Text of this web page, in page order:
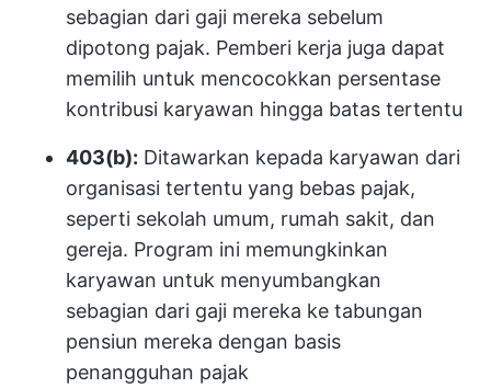
sebagian dari gaji mereka sebelum
dipotong pajak. Pemberi kerja juga dapat
memilih untuk mencocokkan persentase
kontribusi karyawan hingga batas tertentu
403(b): Ditawarkan kepada karyawan dari
organisasi tertentu yang bebas pajak,
seperti sekolah umum, rumah sakit, dan
gereja. Program ini memungkinkan
karyawan untuk menyumbangkan
sebagian dari gaji mereka ke tabungan
pensiun mereka dengan basis
penangguhan pajak